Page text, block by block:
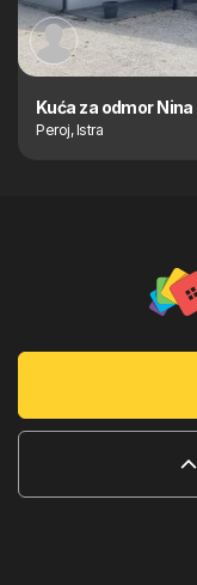
Kuća za odmor Nina
Peroj, Istra